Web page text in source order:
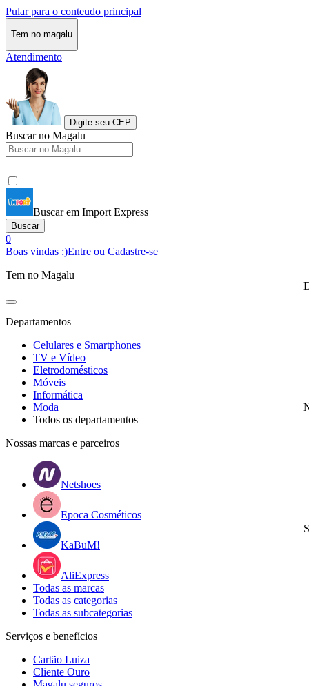
Pular para o conteudo principal
Tem no magalu
Atendimento
Digite seu CEP
Buscar no Magalu
Buscar em Import Express
Buscar
0
Boas vindas :)Entre ou Cadastre-se
Tem no Magalu
Departamentos
Celulares e Smartphones
TV e Vídeo
Eletrodomésticos
Móveis
Informática
Moda
Todos os departamentos
Nossas marcas e parceiros
Netshoes
Epoca Cosméticos
KaBuM!
AliExpress
Todas as marcas
Todas as categorias
Todas as subcategorias
Serviços e benefícios
Cartão Luiza
Cliente Ouro